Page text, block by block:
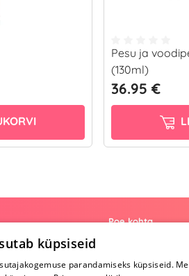
Pesu ja
(130ml)
36.95 €
Poe kohta
Koostöö
küpsiseid
parandamiseks küpsiseid.